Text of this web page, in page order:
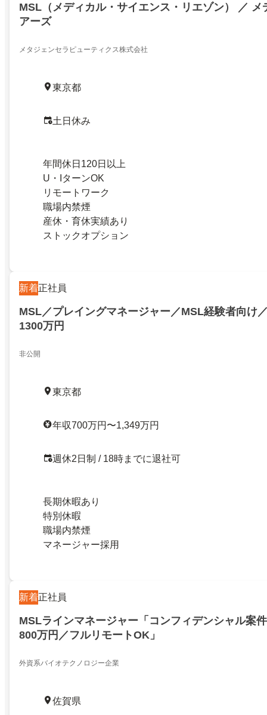
MSL（メディカル・サイエンス・リエゾン） ／ メ
アーズ
メタジェンセラピューティクス株式会社
東京都
土日休み
年間休日120日以上
U・IターンOK
リモートワーク
職場内禁煙
産休・育休実績あり
ストックオプション
新着正社員
MSL／プレイングマネージャー／MSL経験者向け
1300万円
非公開
東京都
年収700万円〜1,349万円
週休2日制 / 18時までに退社可
長期休暇あり
特別休暇
職場内禁煙
マネージャー採用
新着正社員
MSLラインマネージャー「コンフィデンシャル案
800万円／フルリモートOK」
外資系バイオテクノロジー企業
佐賀県